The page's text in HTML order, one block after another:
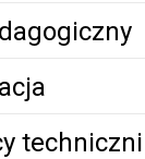
techniczni